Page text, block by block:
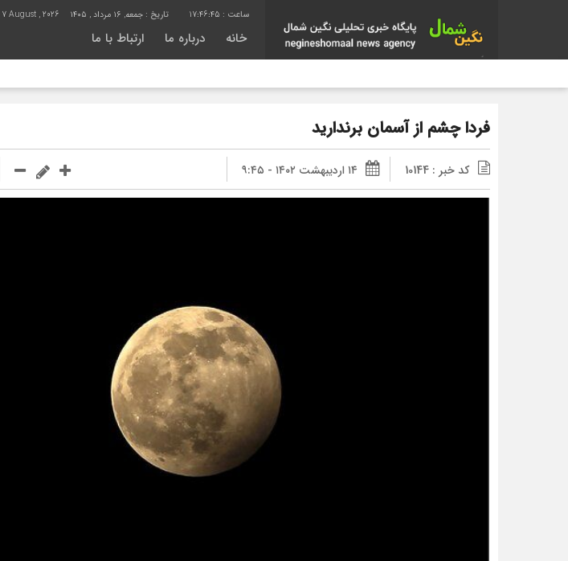
17:46:46 تاریخ : جمعه, ۱۶ مرداد , ۱۴۰۵ August , 2026
خانه درباره ما ارتباط با ما
وقتی
فردا چشم از آسمان برندارید
کد خبر : 10144 ۱۴ اردیبهشت ۱۴۰۲ - ۹:۴۵